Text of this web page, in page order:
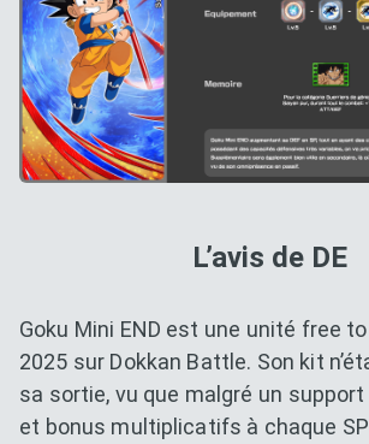
L’avis de DE
Goku Mini END est une unité free
2025 sur Dokkan Battle. Son kit
sa sortie, vu que malgré un
et bonus multiplicatifs à chaque